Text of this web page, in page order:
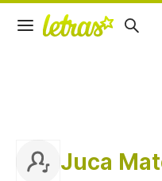
Juca